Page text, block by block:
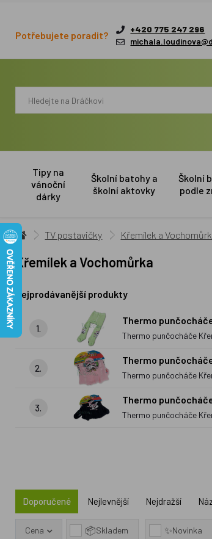
Potřebujete poradit?
+420 775 247 296
Tipy na
vánoční
dárky
Školní batohy a
školní aktovky
Školní
podle
TV postavičky Křemílek a
Křemílek a Vochomůrka
Nejprodávanější produkty
1.
Thermo
Thermo punčocháče
2.
Thermo
Thermo punčocháče
3.
Thermo
Thermo punčocháče
Doporučené Nejlevnější Nejdražší
Cena 📦Skladem ✨Novinka